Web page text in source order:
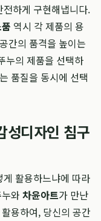
하게 구현해냅니다.
역시 각 제품의 용
간의 품격을 높이는
누의 제품을 선택하
품질을 동시에 선택
성디자인 침구
활용하느냐에 따라
와 차윤아트가 만난
용하여, 당신의 공간